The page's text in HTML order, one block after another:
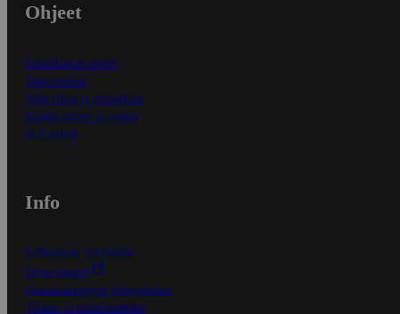
Ohjeet
Ensitilaajan ohjeet
Näin maksat
Näin tilaat ja muokkaat
Kaikki ohjeet ja vinkit
In English
Info
S-Business yrityksille
Oiva-raportit
Osuuskauppojen yhteystiedot
Tilaus- ja toimitusehdot